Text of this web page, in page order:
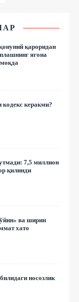
қароридан
ягона
кодекс керакми?
7,5 миллион
қилинди
ва ширин
хато
носозлик